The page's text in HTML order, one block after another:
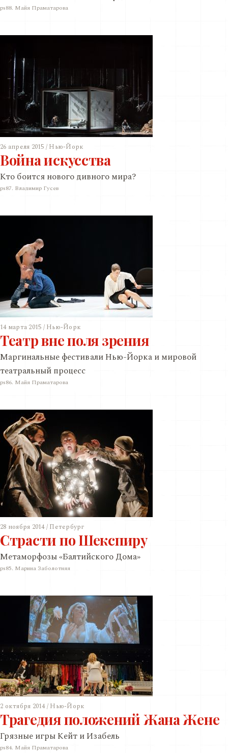
ps88. Майя Праматарова
26 апреля 2015 / Нью-Йорк
Война искусства
Кто боится нового дивного мира?
ps87. Владимир Гусев
14 марта 2015 / Нью-Йорк
Театр вне поля зрения
Маргинальные фестивали Нью-Йорка и мировой
театральный процесс
ps86. Майя Праматарова
28 ноября 2014 / Петербург
Страсти по Шекспиру
Метаморфозы «Балтийского Дома»
ps85. Марина Заболотняя
2 октября 2014 / Нью-Йорк
Трагедия положений Жана Жене
Грязные игры Кейт и Изабель
ps84. Майя Праматарова